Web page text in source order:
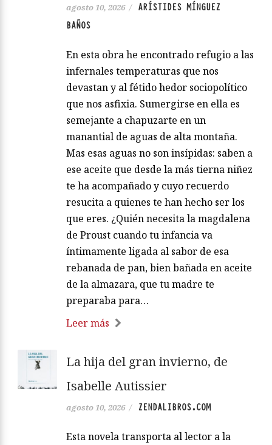
agosto 10, 2026 /
ARÍSTIDES MÍNGUEZ
BAÑOS
En esta obra he encontrado refugio a las
infernales temperaturas que nos
devastan y al fétido hedor sociopolítico
que nos asfixia. Sumergirse en ella es
semejante a chapuzarte en un
manantial de aguas de alta montaña.
Mas esas aguas no son insípidas: saben a
ese aceite que desde la más tierna niñez
te ha acompañado y cuyo recuerdo
resucita a quienes te han hecho ser los
que eres. ¿Quién necesita la magdalena
de Proust cuando tu infancia va
íntimamente ligada al sabor de esa
rebanada de pan, bien bañada en aceite
de la almazara, que tu madre te
preparaba para…
Leer más
La hija del gran invierno, de
Isabelle Autissier
agosto 10, 2026 / ZENDALIBROS.COM
Esta novela transporta al lector a la